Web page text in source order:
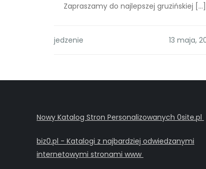
Zapraszamy do najlepszej gruzińskiej […]
jedzenie
Nowy Katalog Stron Personalizowanych 0site.pl
biz0.pl - Katalogi z najbardziej odwiedzanymi
internetowymi stronami www